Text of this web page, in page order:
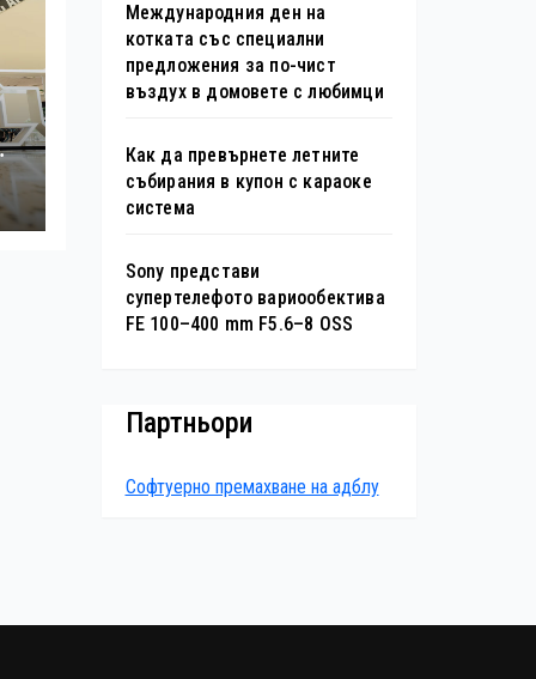
Международния ден на
котката със специални
предложения за по-чист
въздух в домовете с любимци
Как да превърнете летните
събирания в купон с караоке
система
Sony представи
супертелефото вариообектива
FE 100–400 mm F5.6–8 OSS
Партньори
Софтуерно премахване на адблу